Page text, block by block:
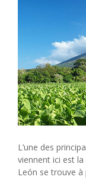
L’une des
viennent ici est
León se trouve à